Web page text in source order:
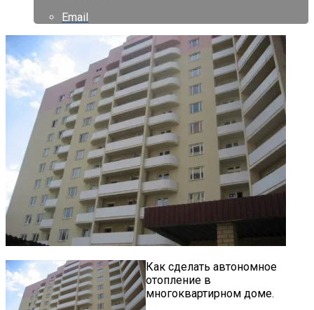
Email
Как сделать автономное
отопление в
многоквартирном доме.